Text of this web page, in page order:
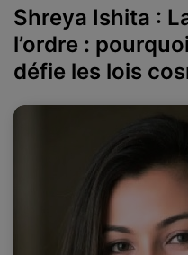
Shreya Ishita :
l’ordre :
défie les lois